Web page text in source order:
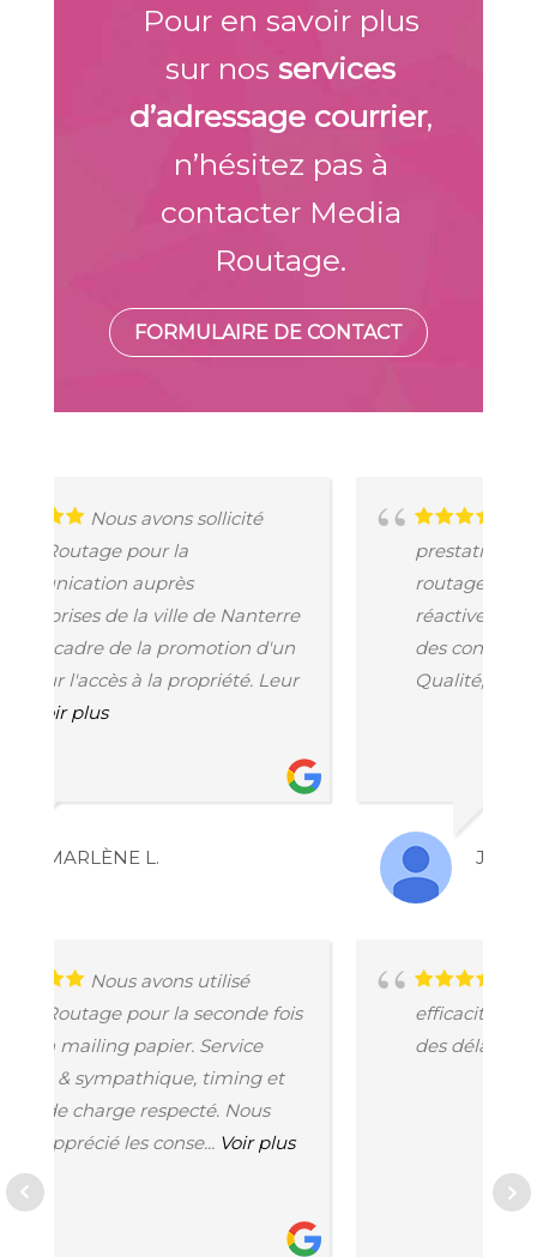
Pour en savoir plus
sur nos services
d’adressage courrier,
n’hésitez pas à
contacter Media
Routage.
FORMULAIRE DE CONTACT
Nous avons réalisé une
prestation avec impression et
routage de rapports. Equipe très
réactive à l'écoute des besoins et
des contraintes de ses clients.
Qualité, délais respectés....
Voir plus
Service parfait
efficacité, écoute, conseils, respect
des délais